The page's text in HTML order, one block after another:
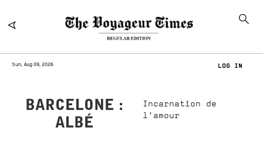
Sun, Aug 09, 2026 LOG IN
BARCELONE :
ALBÉ
Incarnation de
l'amour